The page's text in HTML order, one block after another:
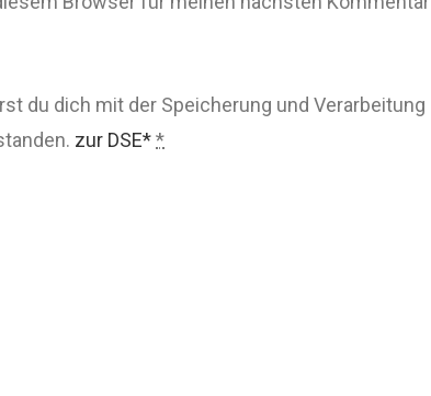
du dich mit der Speicherung und Verarbeitung
zur DSE**